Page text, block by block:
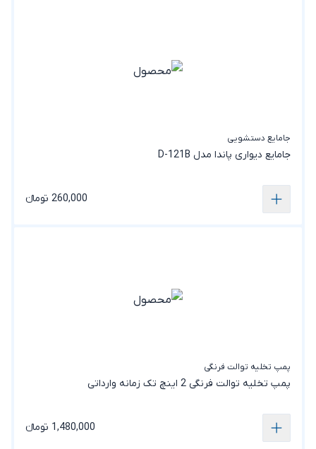
جامایع دستشویی
جامایع دیواری پاندا مدل D-121B
260,000 تومانء
پمپ تخلیه توالت فرنگی
پمپ تخلیه توالت فرنگی 2 اینچ تک زمانه وارداتی
1,480,000 تومانء